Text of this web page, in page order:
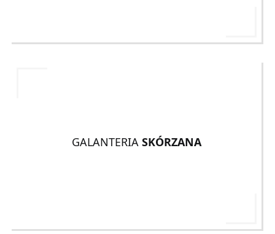
GALANTERIA SKÓRZANA